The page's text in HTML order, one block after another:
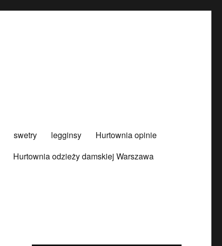
swetry legginsy
Hurtownia opinie
Hurtownia odzieży damskiej Warszawa